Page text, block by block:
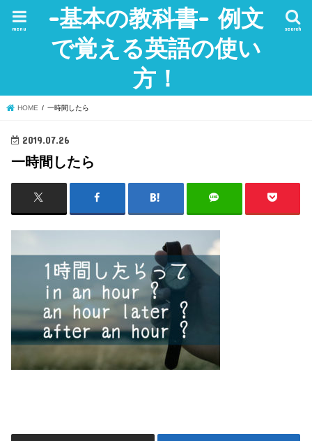
-基本の教科書- 例文
で覚える英語の使い
方！
search
menu
HOME 一時間したら
2019.07.26
一時間したら